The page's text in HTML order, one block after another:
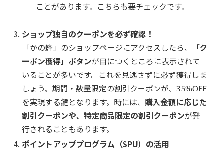
ことがあります。こちらも要チェックです。
ショップ独自のクーポンを必ず確認！
「かの蜂」のショップページにアクセスしたら、
「ク
ーポン獲得」ボタンが目につくところに表示されて
いることが多いです。これを見逃さずに必ず獲得しま
しょう。期間・数量限定の割引クーポンが、35%OFF
を実現する鍵となります。時には、 購入金額に応じた
割引クーポンや、特定商品限定の割引クーポンが発
行されることもあります。
ポイントアッププログラム（SPU）の活用